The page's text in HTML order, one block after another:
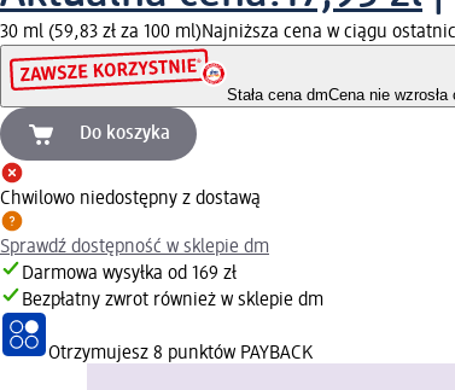
30 ml (59,83 zł za 100 ml)Najniższa cena w ciągu
Stała cena dmCena nie wzrosła
Do koszyka
Chwilowo niedostępny z dostawą
Sprawdź dostępność w sklepie dm
Darmowa wysyłka od 169 zł
Bezpłatny zwrot również w sklepie dm
Otrzymujesz 8 punktów PAYBACK